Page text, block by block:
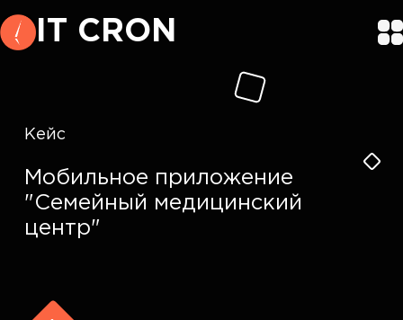
IT CRON
Кейс
Мобильное приложение
"Семейный медицинский
центр"